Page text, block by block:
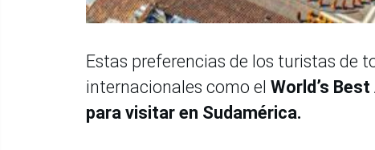
Estas preferencias de los turistas de
internacionales como el World’s
para visitar en Sudamérica.